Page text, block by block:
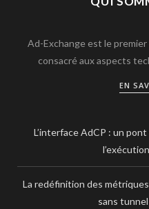
Ad-Exchange est le
consacré aux aspects
EN
L’interface AdCP : un
La redéfinition des
sans